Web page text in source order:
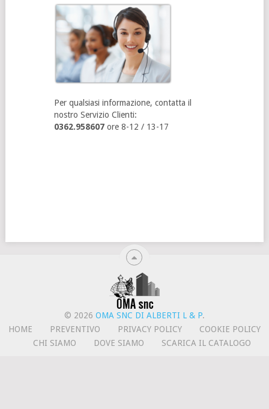
Per qualsiasi informazione, contatta il
nostro Servizio Clienti:
0362.958607ore 8-12 / 13-17
© 2026 OMA SNC DI ALBERTI L & P.
HOME
PREVENTIVO PRIVACY POLICY
COOKIE POLICY
CHI SIAMO
DOVE SIAMO SCARICA IL CATALOGO